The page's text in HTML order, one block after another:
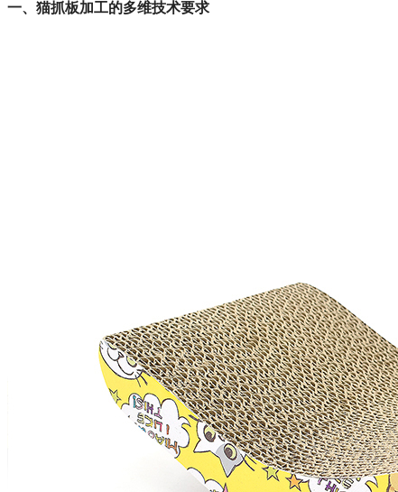
一、猫抓板加工的多维技术要求